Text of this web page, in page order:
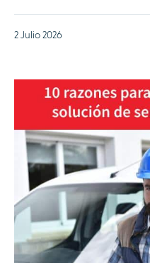
2 Julio 2026